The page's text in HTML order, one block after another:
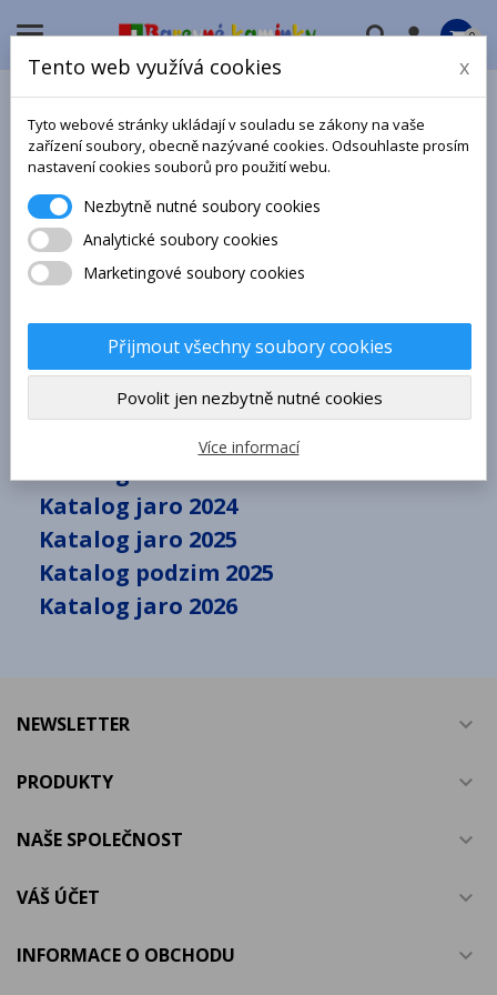
 0
eKatalog
Katalog jaro 2018
Katalog interaktivních programů
jaro 2018
Katalog podzim 2018
Katalog jaro 2020
Katalog jaro 2021
Katalog podzim 2021
Katalog jaro 2022
Katalog zima 2022
Katalog jaro 2024
Katalog jaro 2025
Katalog podzim 2025
Katalog jaro 2026
NEWSLETTER 
PRODUKTY 
NAŠE SPOLEČNOST 
VÁŠ ÚČET 
INFORMACE O OBCHODU 
Tento web využívá cookies x
Tyto webové stránky ukládají v souladu se zákony na vaše
zařízení soubory, obecně nazývané cookies. Odsouhlaste prosím
nastavení cookies souborů pro použití webu.
Nezbytně nutné soubory cookies
Analytické soubory cookies
Marketingové soubory cookies
Přijmout všechny soubory cookies
Povolit jen nezbytně nutné cookies
Více informací